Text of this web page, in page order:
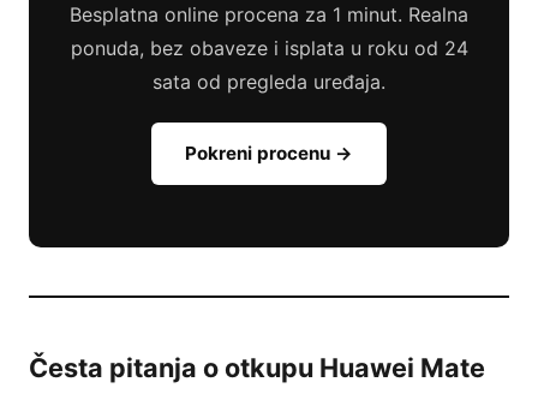
Besplatna online procena za 1 minut. Realna
ponuda, bez obaveze i isplata u roku od 24
sata od pregleda uređaja.
Pokreni procenu →
Česta pitanja o otkupu Huawei Mate